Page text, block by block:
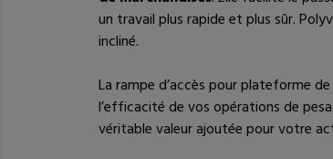
un travail plus rapide et plus sûr.
incliné.
La rampe d’accès pour plateforme
l’efficacité de vos opérations de
véritable valeur ajoutée pour votre